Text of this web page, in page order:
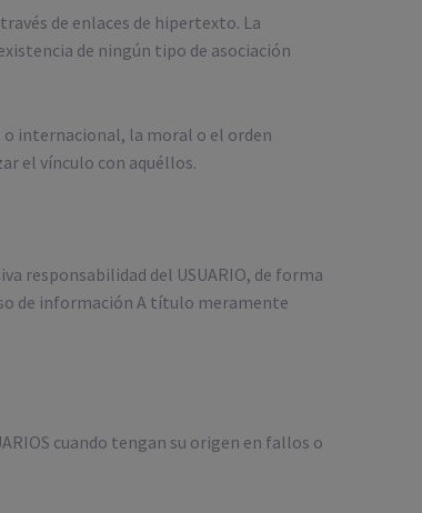
de enlaces de hipertexto. La
de ningún tipo de asociación
o internacional, la moral o el orden
el vínculo con aquéllos.
responsabilidad del USUARIO, de forma
de información A título meramente
cuando tengan su origen en fallos o